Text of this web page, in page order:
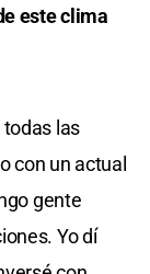
este clima
las
con un actual
gente
Yo dí